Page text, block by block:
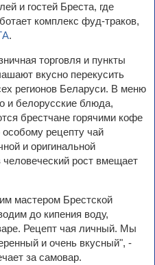
и гостей Бреста, где
комплекс фуд-траков,
.
торговля и пункты
вкусно перекусить
регионов Беларуси. В меню
и белорусские блюда,
брестчане горячими кофе
рецепту чай
и оригинальной
рост вмещает
мастером Брестской
до кипения воду,
Рецепт чая личный. Мы
и очень вкусный", -
за самовар.